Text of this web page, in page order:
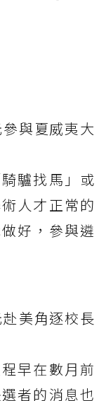
與夏威夷大
驢找馬」或
人才正常的
好，參與遴
美角逐校長
早在數月前
者的消息也